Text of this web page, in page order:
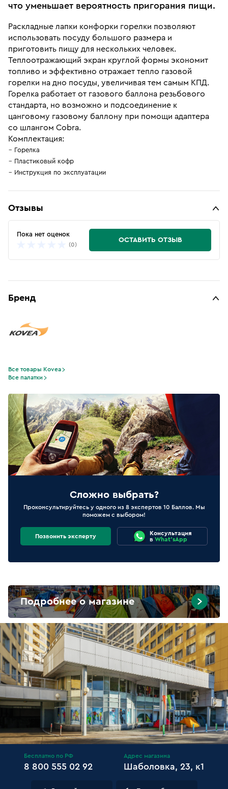
что уменьшает вероятность пригорания пищи.
Раскладные лапки конфорки горелки позволяют
использовать посуду большого размера и
приготовить пищу для нескольких человек.
Теплоотражающий экран круглой формы экономит
топливо и эффективно отражает тепло газовой
горелки на дно посуды, увеличивая тем самым КПД.
Горелка работает от газового баллона резьбового
стандарта, но возможно и подсоединение к
цанговому газовому баллону при помощи адаптера
со шлангом Cobra.
Комплектация:
Горелка
Пластиковый кофр
Инструкция по эксплуатации
Отзывы
Пока нет оценок
(0)
ОСТАВИТЬ ОТЗЫВ
Бренд
Все товары Kovea
Все палатки
Сложно выбрать?
Проконсультируйтесь у одного из 8 экспертов 10 Баллов. Мы
поможем с выбором!
Позвонить эксперту
Консультация
в What'sApp
Подробнее о магазине
Бесплатно по РФ
8 800 555 02 92
Адрес магазина
Шаболовка, 23, к1